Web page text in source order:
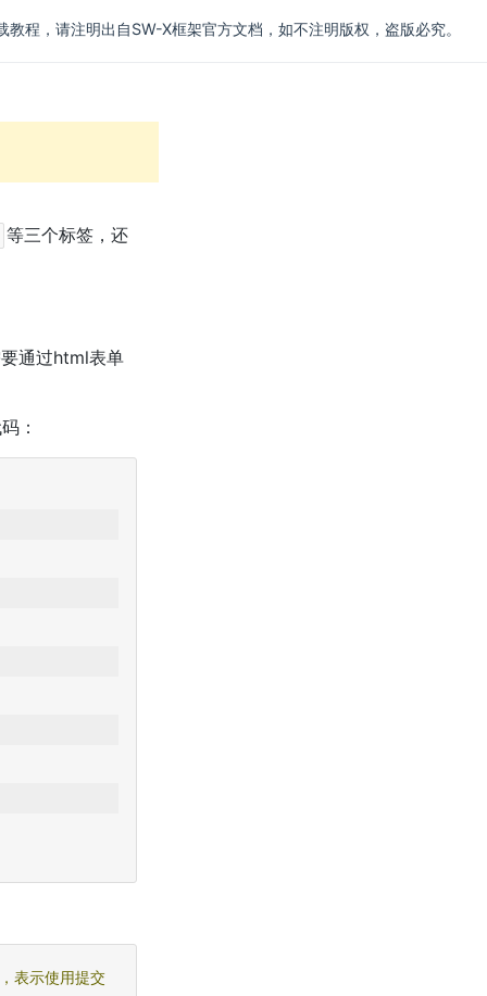
教程，请注明出自SW-X框架官方文档，如不注明版权，盗版必究。
等三个标签，还
通过html表单
：
，表示使用提交